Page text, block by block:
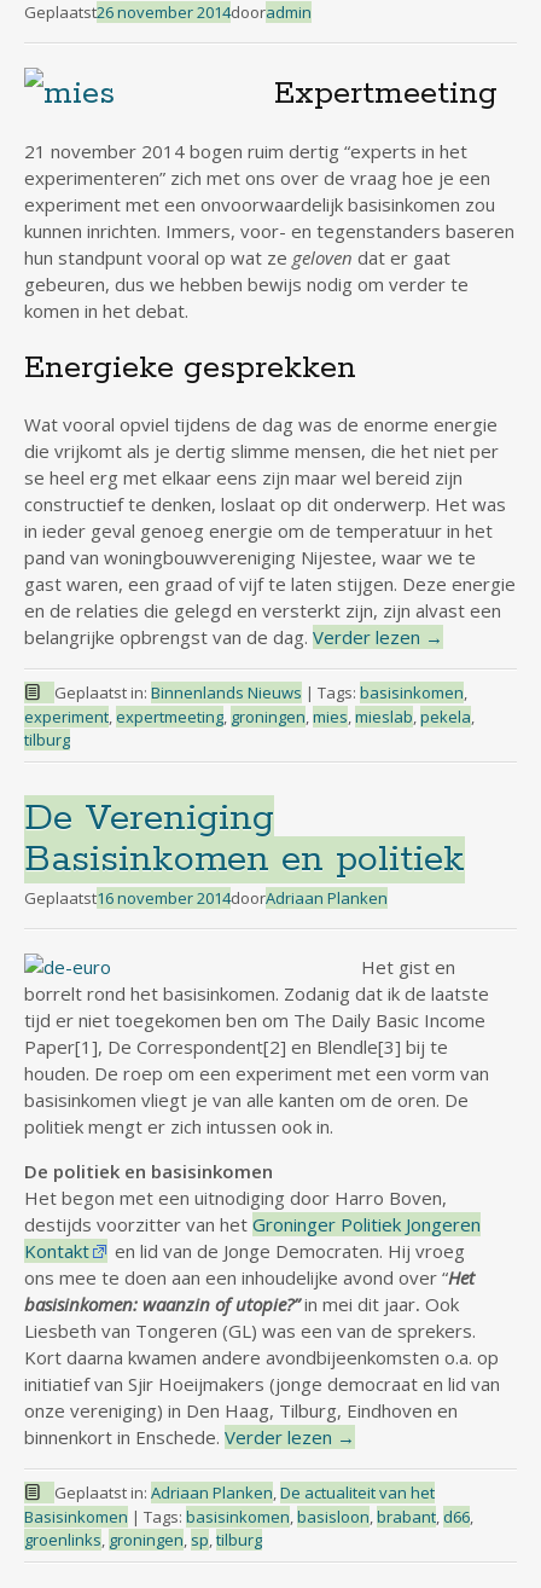
Geplaatst26 november 2014dooradmin
Expertmeeting
21 november 2014 bogen ruim dertig “experts in het
experimenteren” zich met ons over de vraag hoe je een
experiment met een onvoorwaardelijk basisinkomen zou
kunnen inrichten. Immers, voor- en tegenstanders baseren
hun standpunt vooral op wat ze geloven dat er gaat
gebeuren, dus we hebben bewijs nodig om verder te
komen in het debat.
Energieke gesprekken
Wat vooral opviel tijdens de dag was de enorme energie
die vrijkomt als je dertig slimme mensen, die het niet per
se heel erg met elkaar eens zijn maar wel bereid zijn
constructief te denken, loslaat op dit onderwerp. Het was
in ieder geval genoeg energie om de temperatuur in het
pand van woningbouwvereniging Nijestee, waar we te
gast waren, een graad of vijf te laten stijgen. Deze energie
en de relaties die gelegd en versterkt zijn, zijn alvast een
belangrijke opbrengst van de dag. Verder lezen →
Geplaatst in: Binnenlands Nieuws | Tags: basisinkomen,
experiment, expertmeeting, groningen,mies,mieslab,pekela,
tilburg
De Vereniging
Basisinkomen en politiek
Geplaatst16 november 2014doorAdriaan Planken
Het gist en
borrelt rond het basisinkomen. Zodanig dat ik de laatste
tijd er niet toegekomen ben om The Daily Basic Income
Paper[1], De Correspondent[2] en Blendle[3] bij te
houden. De roep om een experiment met een vorm van
basisinkomen vliegt je van alle kanten om de oren. De
politiek mengt er zich intussen ook in.
De politiek en basisinkomen
Het begon met een uitnodiging door Harro Boven,
destijds voorzitter van het Groninger Politiek Jongeren
Kontakt
en lid van de Jonge Democraten. Hij vroeg
ons mee te doen aan een inhoudelijke avond over “Het
basisinkomen: waanzin of utopie?” in mei dit jaar. Ook
Liesbeth van Tongeren (GL) was een van de sprekers.
Kort daarna kwamen andere avondbijeenkomsten o.a. op
initiatief van Sjir Hoeijmakers (jonge democraat en lid van
onze vereniging) in Den Haag, Tilburg, Eindhoven en
binnenkort in Enschede. Verder lezen →
Geplaatst in: Adriaan Planken,De actualiteit van het
Basisinkomen | Tags: basisinkomen,basisloon,brabant, d66,
groenlinks, groningen, sp,tilburg